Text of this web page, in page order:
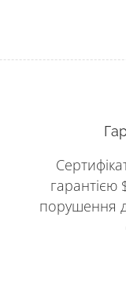
гарантією
порушення